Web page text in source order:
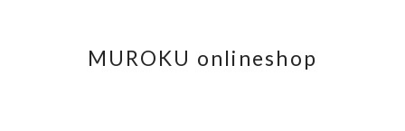
MUROKU onlineshop